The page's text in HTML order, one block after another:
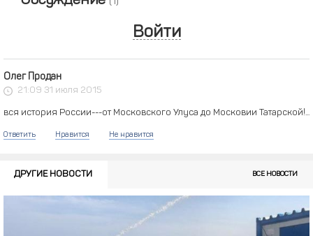
Войти
Олег Продан
21:09 31 июля 2015
вся история России---от Московского Улуса до Московии Татарской!...
Ответить Нравится Не нравится
ДРУГИЕ НОВОСТИ ВСЕ НОВОСТИ